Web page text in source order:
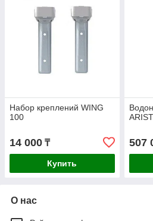
Набор креплений WING
100
14 000 ₸
Купить
507
О нас